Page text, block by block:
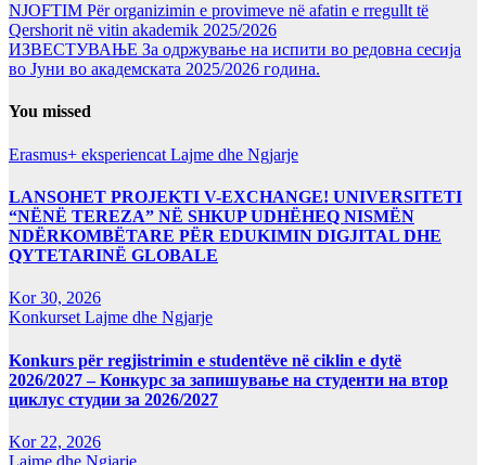
NJOFTIM Për organizimin e provimeve në afatin e rregullt të
Qershorit në vitin akademik 2025/2026
ИЗВЕСТУВАЊЕ За одржување на испити во редовна сесија
во Јуни во академската 2025/2026 година.
You missed
Erasmus+ eksperiencat Lajme dhe Ngjarje
LANSOHET PROJEKTI V-EXCHANGE! UNIVERSITETI
“NËNË TEREZA” NË SHKUP UDHËHEQ NISMËN
NDËRKOMBËTARE PËR EDUKIMIN DIGJITAL DHE
QYTETARINË GLOBALE
Kor 30, 2026
Konkurset Lajme dhe Ngjarje
Konkurs për regjistrimin e studentëve në ciklin e dytë
2026/2027 – Конкурс за запишување на студенти на втор
циклус студии за 2026/2027
Kor 22, 2026
Lajme dhe Ngjarje